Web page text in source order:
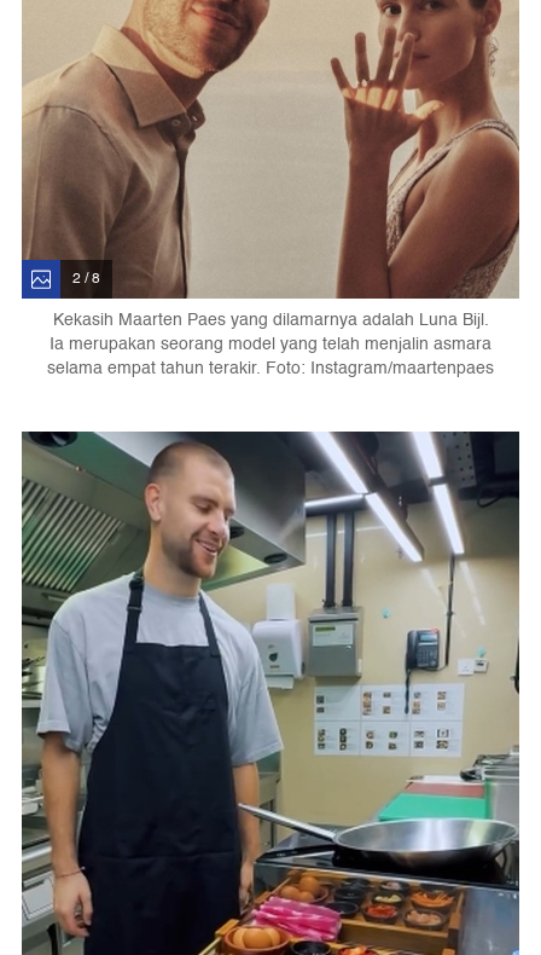
2 / 8
Kekasih Maarten Paes yang dilamarnya adalah Luna Bijl.
Ia merupakan seorang model yang telah menjalin asmara
selama empat tahun terakir. Foto: Instagram/maartenpaes